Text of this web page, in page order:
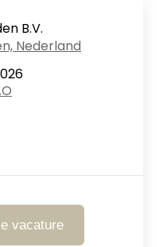
B.V.
Nederland
vacature